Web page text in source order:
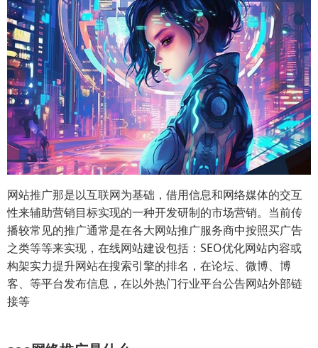
网站推广那是以互联网为基础，借用信息和网络媒体的交互
性来辅助营销目标实现的一种开发研制的市场营销。当前传
播较常见的推广通常是在各大网站推广服务商中按照买广告
之类等等来实现，在线网站建设包括：SEO优化网站内容或
构架实力提升网站在搜索引擎的排名，在论坛、微博、博
客、等平台发布信息，在以外热门行业平台公告网站外部链
接等